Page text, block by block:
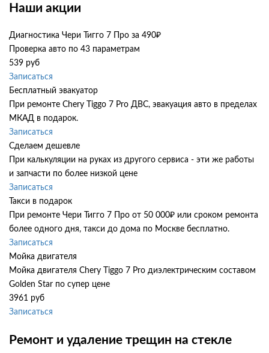
Наши акции
Диагностика Чери Тигго 7 Про за 490₽
Проверка авто по 43 параметрам
539 руб
Записаться
Бесплатный эвакуатор
При ремонте Chery Tiggo 7 Pro ДВС, эвакуация авто в пределах
МКАД в подарок.
Записаться
Сделаем дешевле
При калькуляции на руках из другого сервиса - эти же работы
и запчасти по более низкой цене
Записаться
Такси в подарок
При ремонте Чери Тигго 7 Про от 50 000₽ или сроком ремонта
более одного дня, такси до дома по Москве бесплатно.
Записаться
Мойка двигателя
Мойка двигателя Chery Tiggo 7 Pro диэлектрическим составом
Golden Star по супер цене
3961 руб
Записаться
Ремонт и удаление трещин на стекле